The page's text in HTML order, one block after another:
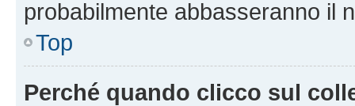
probabilmente abbasseranno il
Top
Perché quando clicco sul